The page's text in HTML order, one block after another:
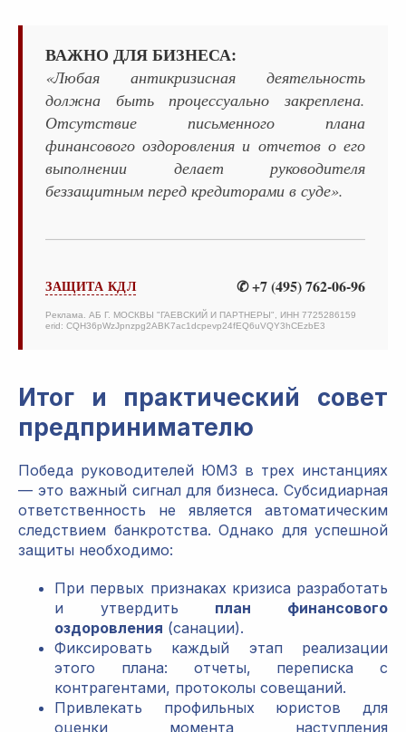
ВАЖНО ДЛЯ БИЗНЕСА:
«Любая антикризисная деятельность
должна быть процессуально закреплена.
Отсутствие письменного плана
финансового оздоровления и отчетов о его
выполнении делает руководителя
беззащитным перед кредиторами в суде».
ЗАЩИТА КДЛ ✆ +7 (495) 762-06-96
Реклама. АБ Г. МОСКВЫ "ГАЕВСКИЙ И ПАРТНЕРЫ", ИНН 7725286159
erid: CQH36pWzJpnzpg2ABK7ac1dcpevp24fEQ6uVQY3hCEzbE3
Итог и практический совет
предпринимателю
Победа руководителей ЮМЗ в трех инстанциях
— это важный сигнал для бизнеса. Субсидиарная
ответственность не является автоматическим
следствием банкротства. Однако для успешной
защиты необходимо:
При первых признаках кризиса разработать
и утвердить план финансового
оздоровления (санации).
Фиксировать каждый этап реализации
этого плана: отчеты, переписка с
контрагентами, протоколы совещаний.
Привлекать профильных юристов для
оценки момента наступления